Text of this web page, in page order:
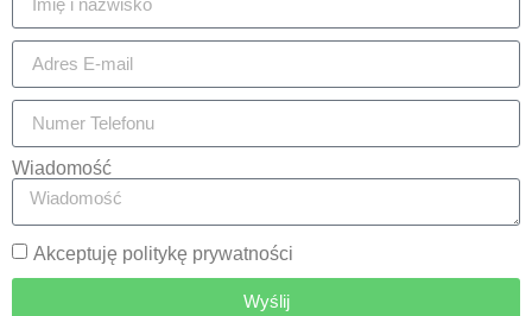
Wiadomość
Akceptuję politykę prywatności
Wyślij